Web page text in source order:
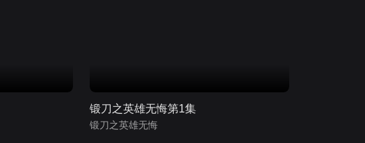
锻刀之英雄无悔第1集
锻刀之英雄无悔